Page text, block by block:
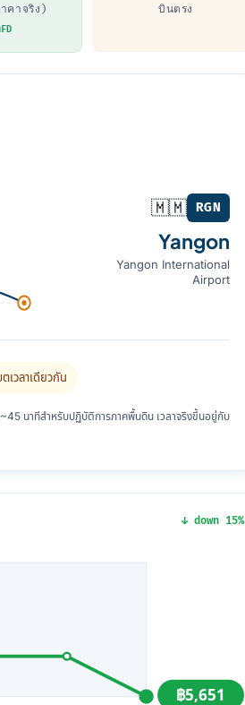
คาจริง) บินตรง
RGN
🇲🇲
Yangon
Yangon International
Airport
ตเวลาเดียวกัน
นาทีสำหรับปฏิบัติการภาคพื้นดิน เวลาจริงขึ้นอยู่กับ
↓ down 15%
฿5,651